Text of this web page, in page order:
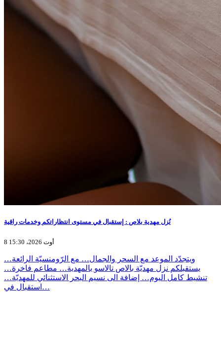
نُزل مهدية بلاص : إستقبال في مستوى انتظاراتكم وخدمات راقية
8 أوت 2026، 15:30
ويتجدّد الموعد مع السحر والجمال… مع الرّومنسيّة الرائعة…
يستقبلكم نزل مهديّة بالاص تالاسو بالمهدية… مطاعم فاخرة…
تنشيط كامل اليوم… إضافة الى نسيم البحر الاستثنائي للمهديّة…
استقبال في…